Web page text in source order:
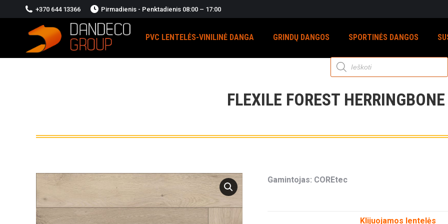
+370 644 13366 Pirmadienis - Penktadienis 08:00 – 17:00
PVC LENTELĖS-VINILINĖ DANGA GRINDŲ DANGOS SPORTINĖS DANGOS
Products
search
FLEXILE FOREST HERRINGBONE
Gamintojas: COREtec
Klijuojamos lentelės